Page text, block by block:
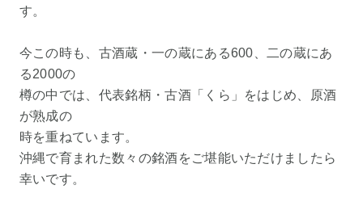
す。
今この時も、古酒蔵・一の蔵にある600、二の蔵にあ
る2000の
樽の中では、代表銘柄・古酒「くら」をはじめ、原酒
が熟成の
時を重ねています。
沖縄で育まれた数々の銘酒をご堪能いただけましたら
幸いです。